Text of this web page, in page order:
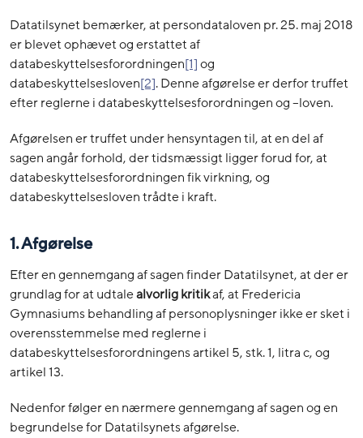
Datatilsynet bemærker, at persondataloven pr. 25. maj 2018
er blevet ophævet og erstattet af
databeskyttelsesforordningen[1]og
databeskyttelsesloven[2]. Denne afgørelse er derfor truffet
efter reglerne i databeskyttelsesforordningen og –loven.
Afgørelsen er truffet under hensyntagen til, at en del af
sagen angår forhold, der tidsmæssigt ligger forud for, at
databeskyttelsesforordningen fik virkning, og
databeskyttelsesloven trådte i kraft.
1. Afgørelse
Efter en gennemgang af sagen finder Datatilsynet, at der er
grundlag for at udtalealvorligkritikaf, at Fredericia
Gymnasiums behandling af personoplysninger ikke er sket i
overensstemmelse med reglerne i
databeskyttelsesforordningens artikel 5, stk. 1, litra c, og
artikel 13.
Nedenfor følger en nærmere gennemgang af sagen og en
begrundelse for Datatilsynets afgørelse.